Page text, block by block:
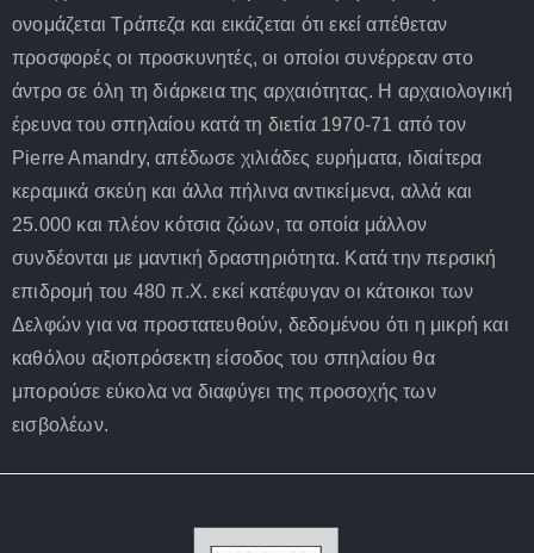
ονομάζεται Τράπεζα και εικάζεται ότι εκεί απέθεταν
προσφορές οι προσκυνητές, οι οποίοι συνέρρεαν στο
άντρο σε όλη τη διάρκεια της αρχαιότητας. Η αρχαιολογική
έρευνα του σπηλαίου κατά τη διετία 1970-71 από τον
Pierre Amandry, απέδωσε χιλιάδες ευρήματα, ιδιαίτερα
κεραμικά σκεύη και άλλα πήλινα αντικείμενα, αλλά και
25.000 και πλέον κότσια ζώων, τα οποία μάλλον
συνδέονται με μαντική δραστηριότητα. Κατά την περσική
επιδρομή του 480 π.Χ. εκεί κατέφυγαν οι κάτοικοι των
Δελφών για να προστατευθούν, δεδομένου ότι η μικρή και
καθόλου αξιοπρόσεκτη είσοδος του σπηλαίου θα
μπορούσε εύκολα να διαφύγει της προσοχής των
εισβολέων.